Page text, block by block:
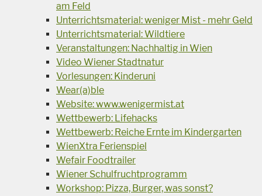
am Feld
Unterrichtsmaterial: weniger Mist - mehr Geld
Unterrichtsmaterial: Wildtiere
Veranstaltungen: Nachhaltig in Wien
Video Wiener Stadtnatur
Vorlesungen: Kinderuni
Wear(a)ble
Website: www.wenigermist.at
Wettbewerb: Lifehacks
Wettbewerb: Reiche Ernte im Kindergarten
WienXtra Ferienspiel
Wefair Foodtrailer
Wiener Schulfruchtprogramm
Workshop: Pizza, Burger, was sonst?